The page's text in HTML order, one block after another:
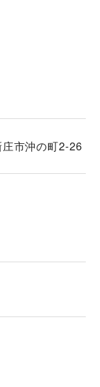
市沖の町2-26